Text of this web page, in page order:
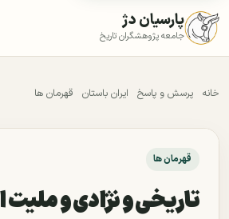
پارسیان دژ
جامعه پژوهشگران تاریخ
خانه پرسش و پاسخ ایران باستان قهرمان ها
قهرمان ها
تاریخی و نژادی و ملیت